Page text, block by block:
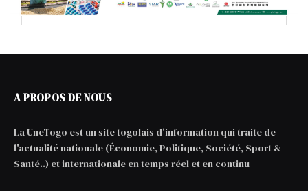
A PROPOS DE NOUS
La UneTogo est un site togolais d'information qui traite de
l'actualité nationale (Économie, Politique, Société, Sport &
Santé..) et internationale en temps réel et en continu